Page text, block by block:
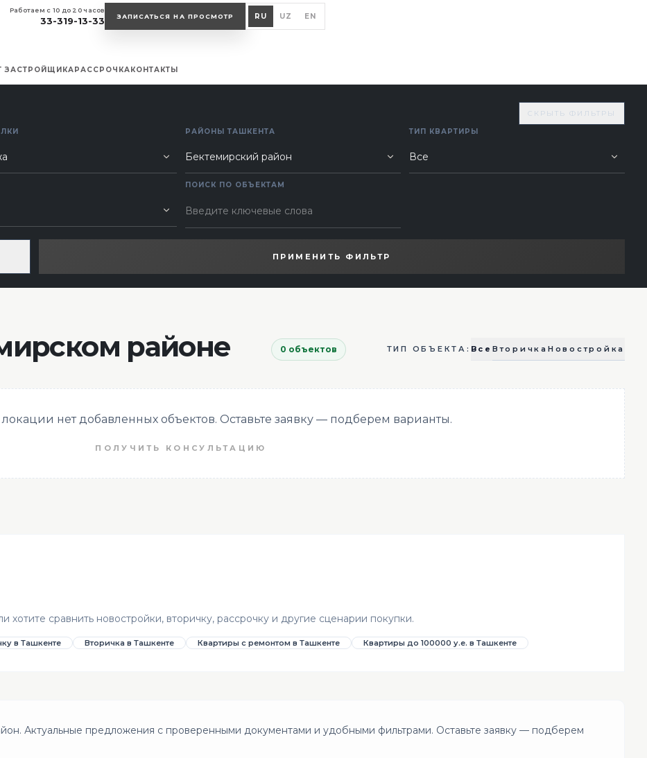
ЗАСТРОЙЩИКАРАССРОЧКАКОНТАКТЫ
Работаем с 10 до 20 часов
33-319-13-33 ЗАПИСАТЬСЯ НА ПРОСМОТР RU UZ EN
СКРЫТЬ ФИЛЬТРЫ
РАЙОНЫ ТАШКЕНТА ТИП КВАРТИРЫ
ПОИСК ПО ОБЪЕКТАМ
ПРИМЕНИТЬ ФИЛЬТР
районе 0 объектов ТИП ОБЪЕКТА: Все Вторичка Новостройка
локации нет добавленных объектов. Оставьте заявку — подберем варианты.
ПОЛУЧИТЬ КОНСУЛЬТАЦИЮ
сравнить новостройки, вторичку, рассрочку и другие сценарии покупки.
в Ташкенте Вторичка в Ташкенте Квартиры с ремонтом в Ташкенте Квартиры до 100000 у.е. в Ташкенте
Актуальные предложения с проверенными документами и удобными фильтрами. Оставьте заявку — подберем